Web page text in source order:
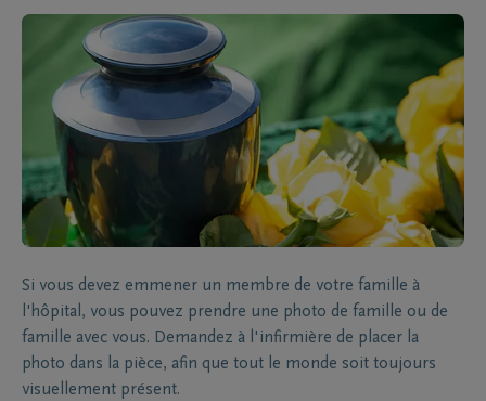
Si vous devez emmener un membre de votre famille à
l'hôpital, vous pouvez prendre une photo de famille ou de
famille avec vous. Demandez à l'infirmière de placer la
photo dans la pièce, afin que tout le monde soit toujours
visuellement présent.